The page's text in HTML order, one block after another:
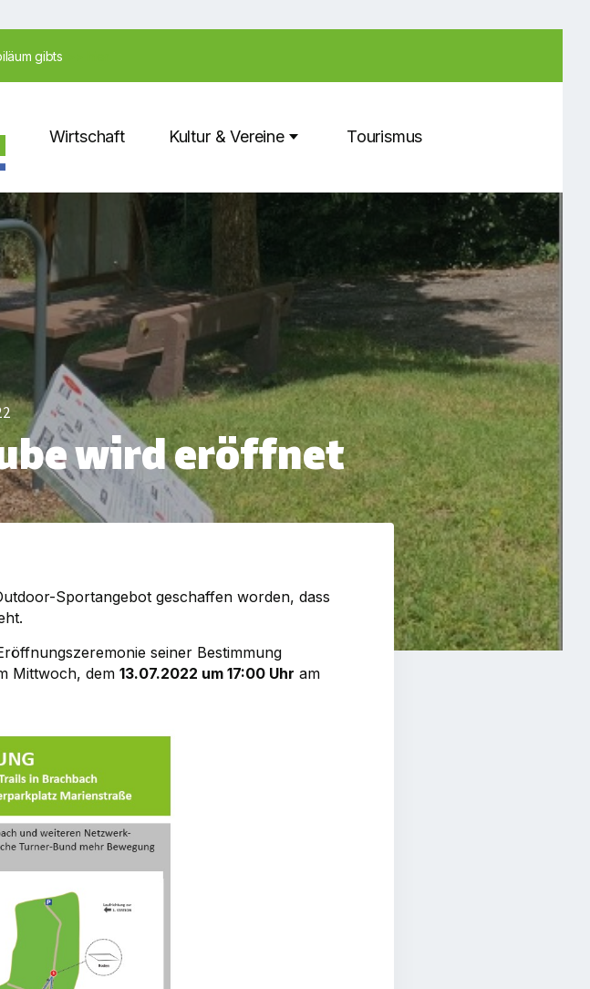
gibts
Wirtschaft Kultur & Vereine Tourismus
wird eröffnet
Sportangebot geschaffen worden, dass
seiner Bestimmung
Mittwoch, dem 13.07.2022 um 17:00 Uhr am